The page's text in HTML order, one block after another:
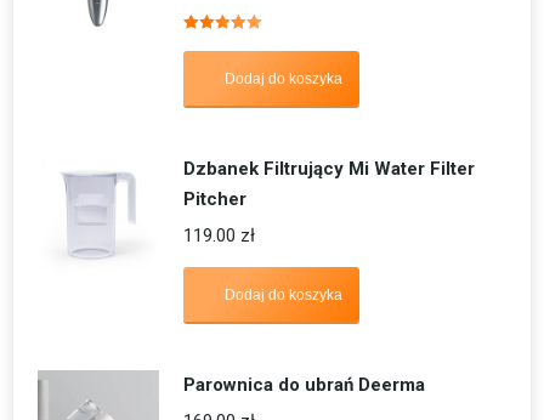
5.00
Dodaj do koszyka
Dzbanek Filtrujący Mi Water Filter
Pitcher
119.00 zł
Dodaj do koszyka
Parownica do ubrań Deerma